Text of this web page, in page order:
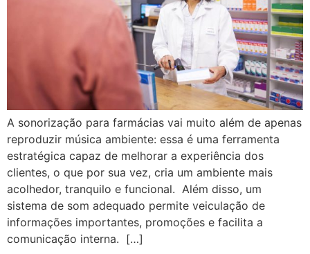
A sonorização para farmácias vai muito além de apenas
reproduzir música ambiente: essa é uma ferramenta
estratégica capaz de melhorar a experiência dos
clientes, o que por sua vez, cria um ambiente mais
acolhedor, tranquilo e funcional. Além disso, um
sistema de som adequado permite veiculação de
informações importantes, promoções e facilita a
comunicação interna. […]